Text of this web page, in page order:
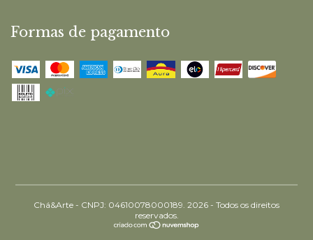
Formas de pagamento
Chá&Arte - CNPJ: 04610078000189. 2026 - Todos os direitos
reservados.